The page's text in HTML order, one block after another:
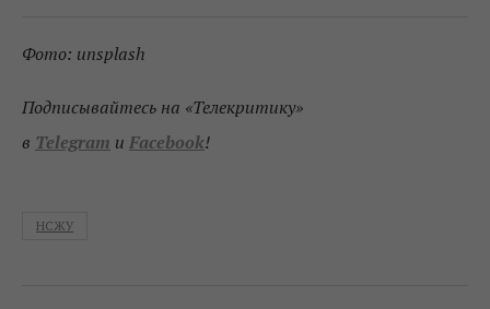
Фото: unsplash
Подписывайтесь на «Телекритику»
в Telegram и Facebook!
НСЖУ